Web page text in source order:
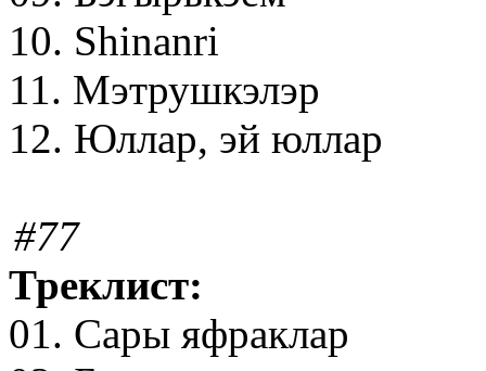
10. Shinanri
11. Мэтрушкэлэр
12. Юллар, эй юллар
#77
Треклист:
01. Сары яфраклар